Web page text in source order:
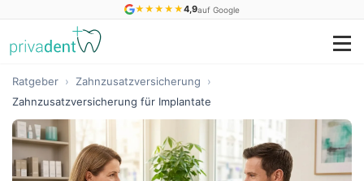
★ ★ ★ ★ ★4,9auf Google
Ratgeber › Zahnzusatzversicherung
›
Zahnzusatzversicherung für Implantate